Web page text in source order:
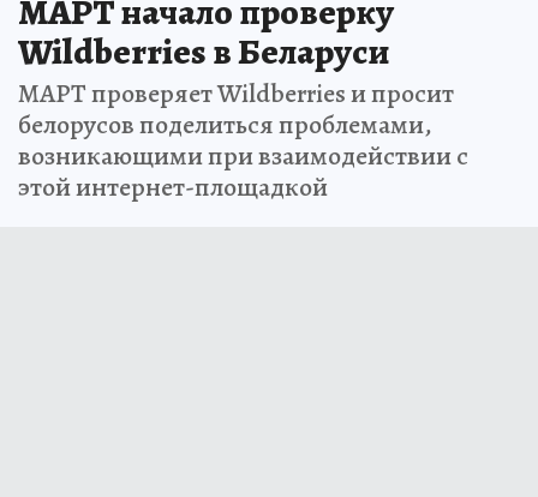
МАРТ начало проверку
Wildberries в Беларуси
МАРТ проверяет Wildberries и просит
белорусов поделиться проблемами,
возникающими при взаимодействии с
этой интернет-площадкой